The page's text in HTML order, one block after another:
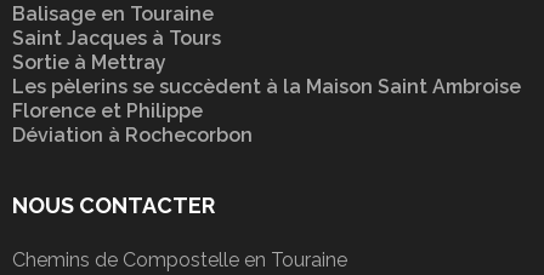
Balisage en Touraine
Saint Jacques à Tours
Sortie à Mettray
Les pèlerins se succèdent à la Maison Saint Ambroise
Florence et Philippe
Déviation à Rochecorbon
NOUS CONTACTER
Chemins de Compostelle en Touraine